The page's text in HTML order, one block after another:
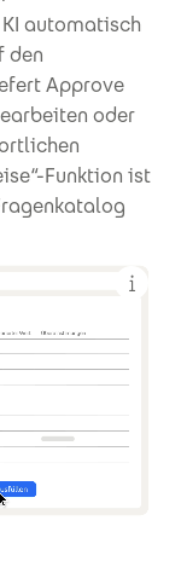
automatisch
den
Approve
oder
Funktion ist